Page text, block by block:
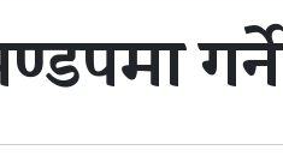
गर्ने